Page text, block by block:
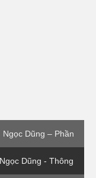
Dũng – Phần
Dũng - Thông